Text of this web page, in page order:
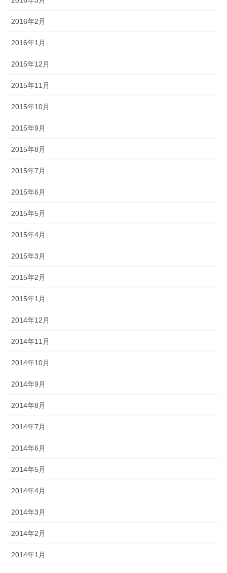
2016年2月
2016年1月
2015年12月
2015年11月
2015年10月
2015年9月
2015年8月
2015年7月
2015年6月
2015年5月
2015年4月
2015年3月
2015年2月
2015年1月
2014年12月
2014年11月
2014年10月
2014年9月
2014年8月
2014年7月
2014年6月
2014年5月
2014年4月
2014年3月
2014年2月
2014年1月